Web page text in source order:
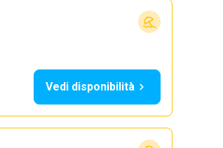
Vedi disponibilità